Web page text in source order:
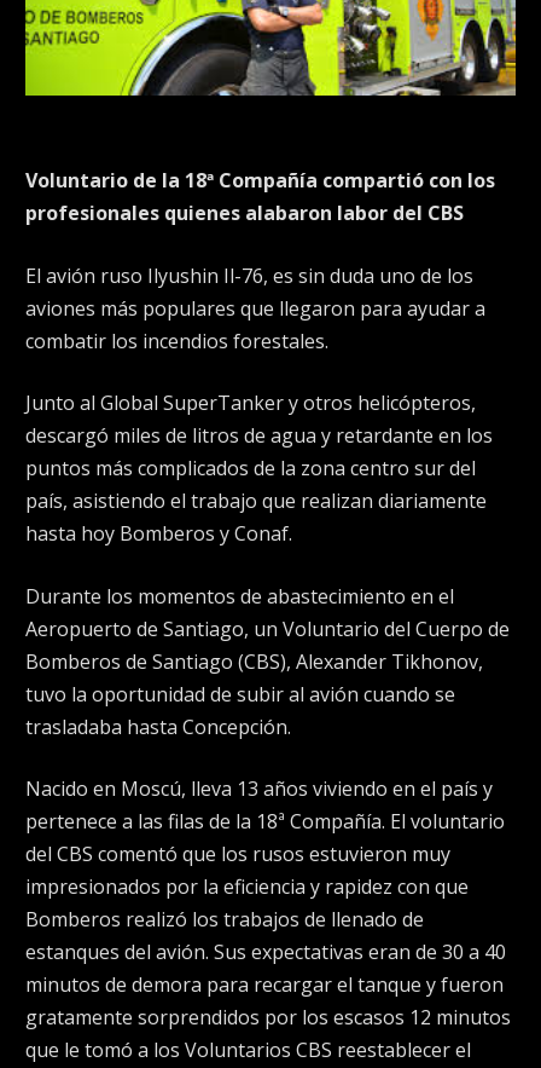
Voluntario de la 18ª Compañía compartió con los
profesionales quienes alabaron labor del CBS
El avión ruso Ilyushin Il-76, es sin duda uno de los
aviones más populares que llegaron para ayudar a
combatir los incendios forestales.
Junto al Global SuperTanker y otros helicópteros,
descargó miles de litros de agua y retardante en los
puntos más complicados de la zona centro sur del
país, asistiendo el trabajo que realizan diariamente
hasta hoy Bomberos y Conaf.
Durante los momentos de abastecimiento en el
Aeropuerto de Santiago, un Voluntario del Cuerpo de
Bomberos de Santiago (CBS), Alexander Tikhonov,
tuvo la oportunidad de subir al avión cuando se
trasladaba hasta Concepción.
Nacido en Moscú, lleva 13 años viviendo en el país y
pertenece a las filas de la 18ª Compañía. El voluntario
del CBS comentó que los rusos estuvieron muy
impresionados por la eficiencia y rapidez con que
Bomberos realizó los trabajos de llenado de
estanques del avión. Sus expectativas eran de 30 a 40
minutos de demora para recargar el tanque y fueron
gratamente sorprendidos por los escasos 12 minutos
que le tomó a los Voluntarios CBS reestablecer el